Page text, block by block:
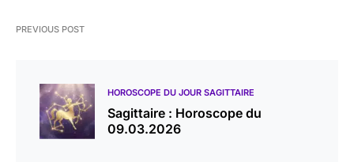
PREVIOUS POST
HOROSCOPE DU JOUR SAGITTAIRE
Sagittaire : Horoscope du
09.03.2026